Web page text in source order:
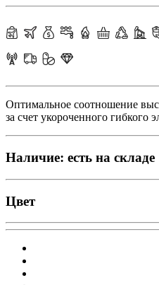
Оптимальное соотношение
за счет укороченного гибкого
Наличие: есть на складе
Цвет